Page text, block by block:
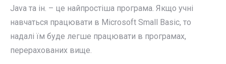
Java та ін. – це найпростіша програма. Якщо учні
навчаться працювати в Microsoft Small Basic, то
надалі їм буде легше працювати в програмах,
перерахованих вище.